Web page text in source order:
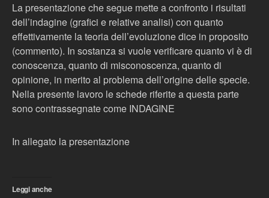
La presentazione che segue mette a confronto i risultati
dell’indagine (grafici e relative analisi) con quanto
effettivamente la teoria dell’evoluzione dice in proposito
(commento). In sostanza si vuole verificare quanto vi è di
conoscenza, quanto di misconoscenza, quanto di
opinione, in merito al problema dell’origine delle specie.
Nella presente lavoro le schede riferite a questa parte
sono contrassegnate come INDAGINE
In allegato la presentazione
Leggi anche